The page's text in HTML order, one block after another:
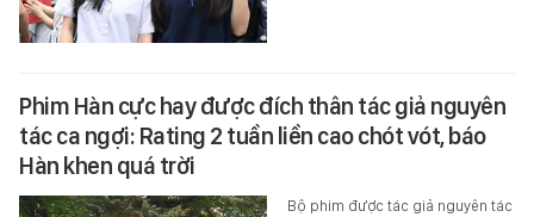
Phim Hàn cực hay được đích thân tác giả nguyên
tác ca ngợi: Rating 2 tuần liền cao chót vót, báo
Hàn khen quá trời
Bộ phim được tác giả nguyên tác